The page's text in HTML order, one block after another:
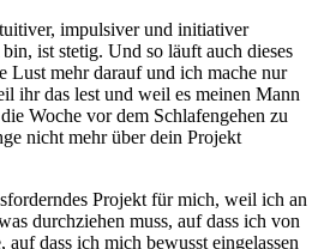
impulsiver und initiativer
ist stetig. Und so läuft auch dieses
Lust mehr darauf und ich mache nur
ihr das lest und weil es meinen Mann
Woche vor dem Schlafengehen zu
nicht mehr über dein Projekt
Projekt für mich, weil ich an
durchziehen muss, auf dass ich von
dass ich mich bewusst eingelassen